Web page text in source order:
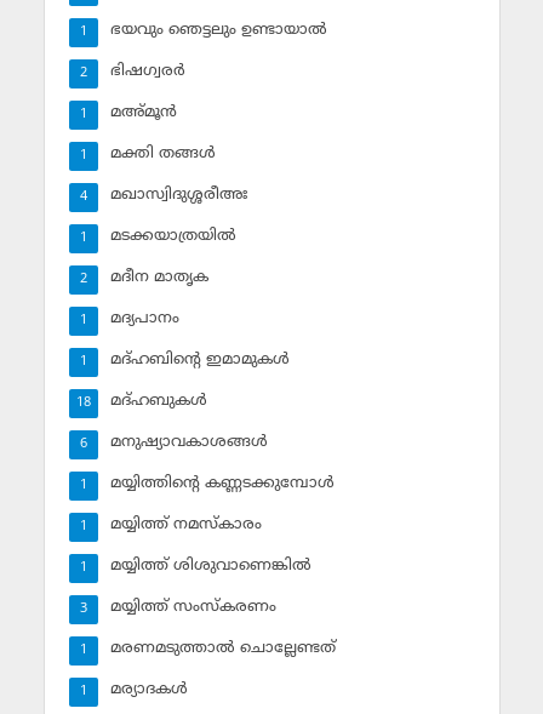
ഭയവും ഞെട്ടലും ഉണ്ടായാല്‍
1
ഭിഷഗ്വരര്‍
2
മഅ്മൂന്‍
1
മക്തി തങ്ങള്‍
1
മഖാസ്വിദുശ്ശരീഅഃ
4
മടക്കയാത്രയില്‍
1
മദീന മാതൃക
2
മദ്യപാനം
1
മദ്ഹബിന്റെ ഇമാമുകള്‍
1
മദ്ഹബുകള്‍
18
മനുഷ്യാവകാശങ്ങള്‍
6
മയ്യിത്തിന്റെ കണ്ണടക്കുമ്പോള്‍
1
മയ്യിത്ത് നമസ്‌കാരം
1
മയ്യിത്ത് ശിശുവാണെങ്കില്‍
1
മയ്യിത്ത് സംസ്‌കരണം
3
മരണമടുത്താല്‍ ചൊല്ലേണ്ടത്
1
മര്യാദകള്‍
1